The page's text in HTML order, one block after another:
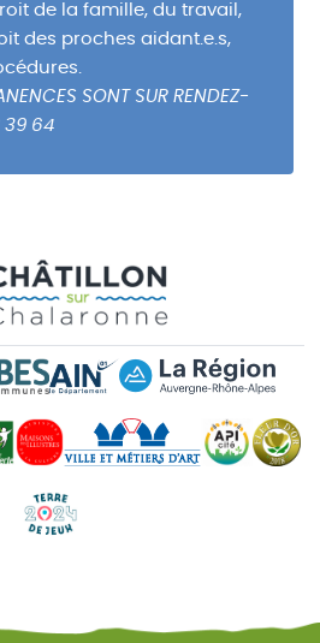
de la famille, du travail,
des proches aidant.e.s,
SONT SUR RENDEZ-
39 64